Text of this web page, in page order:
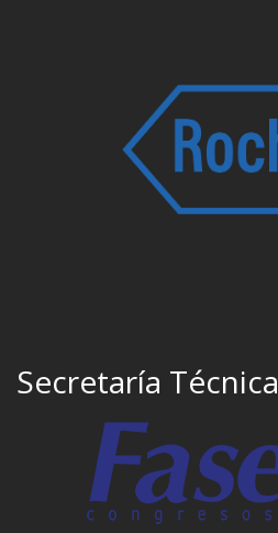
Secretaría Técnica